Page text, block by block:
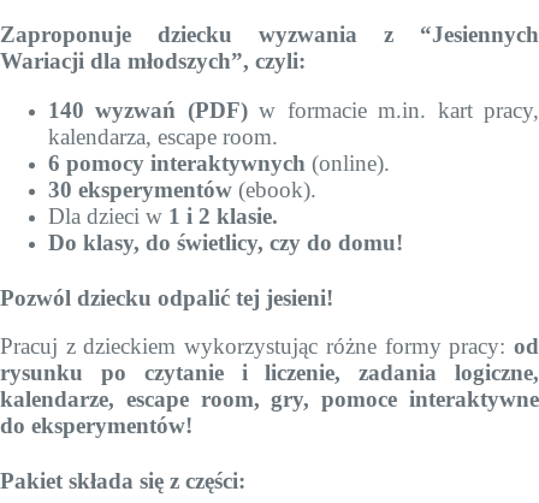
Zaproponuje dziecku wyzwania z “Jesiennych
Wariacji dla młodszych”, czyli:
140 wyzwań (PDF)w formacie m.in. kart pracy,
kalendarza, escape room.
6 pomocy interaktywnych (online).
30 eksperymentów (ebook).
Dla dzieci w 1 i 2 klasie.
Do klasy, do świetlicy, czy do domu!
Pozwól dziecku odpalić tej jesieni!
Pracuj z dzieckiem wykorzystując różne formy pracy: od
rysunku po czytanie i liczenie, zadania logiczne,
kalendarze, escape room, gry, pomoce interaktywne
do eksperymentów!
Pakiet składa się z części: